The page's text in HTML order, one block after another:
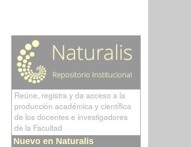
Reúne, registra y da acceso a la
producción académica y científica
de los docentes e investigadores
de la Facultad
Nuevo en Naturalis